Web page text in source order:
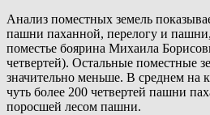
Анализ поместных земель
пашни паханной, перелогу и
поместье боярина Михаила
четвертей). Остальные поместные
значительно меньше. В среднем на
чуть более 200 четвертей пашни
поросшей лесом пашни.